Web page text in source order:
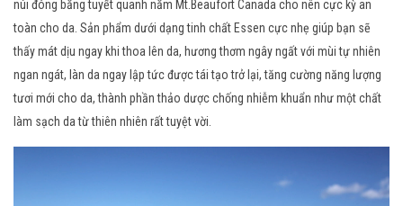
núi đóng băng tuyết quanh năm Mt.Beaufort Canada cho nên cực kỳ an
toàn cho da. Sản phẩm dưới dạng tinh chất Essen cực nhẹ giúp bạn sẽ
thấy mát dịu ngay khi thoa lên da, hương thơm ngây ngất với mùi tự nhiên
ngan ngát, làn da ngay lập tức được tái tạo trở lại, tăng cường năng lượng
tươi mới cho da, thành phần thảo dược chống nhiễm khuẩn như một chất
làm sạch da từ thiên nhiên rất tuyệt vời.